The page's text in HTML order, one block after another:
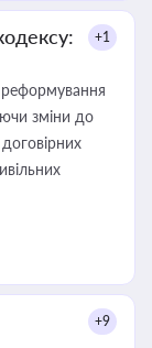
+1
зміни до
+9